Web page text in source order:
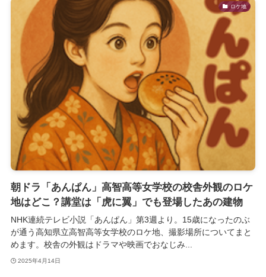
ロケ地
朝ドラ「あんぱん」高智高等女学校の校舎外観のロケ
地はどこ？講堂は「虎に翼」でも登場したあの建物
NHK連続テレビ小説「あんぱん」第3週より。15歳になったのぶ
が通う高知県立高智高等女学校のロケ地、撮影場所についてまと
めます。校舎の外観はドラマや映画でおなじみ...
2025年4月14日